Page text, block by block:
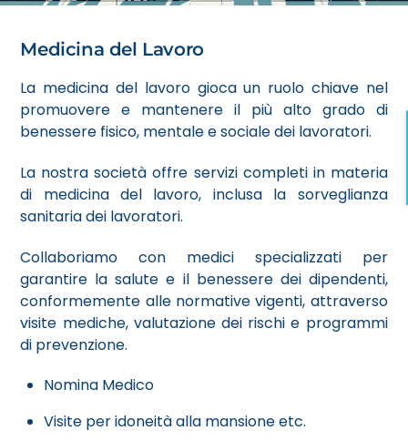
Medicina del Lavoro
La medicina del lavoro gioca un ruolo chiave nel
promuovere e mantenere il più alto grado di
benessere fisico, mentale e sociale dei lavoratori.
La nostra società offre servizi completi in materia
di medicina del lavoro, inclusa la sorveglianza
sanitaria dei lavoratori.
Collaboriamo con medici specializzati per
garantire la salute e il benessere dei dipendenti,
conformemente alle normative vigenti, attraverso
visite mediche, valutazione dei rischi e programmi
di prevenzione.
Nomina Medico
Visite per idoneità alla mansione etc.